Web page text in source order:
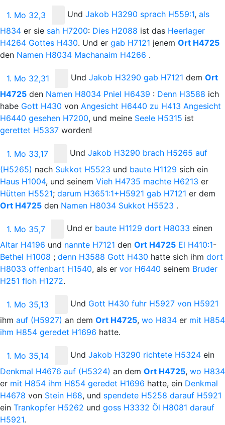
1. Mo 32,3 Und Jakob H3290 sprach H559:1, als
H834 er sie sah H7200: Dies H2088 ist das Heerlager
H4264 Gottes H430. Und er gab H7121 jenem Ort H4725
den Namen H8034 Machanaim H4266 .
1. Mo 32,31 Und Jakob H3290 gab H7121 dem Ort
H4725 den Namen H8034 Pniel H6439 : Denn H3588 ich
habe Gott H430 von Angesicht H6440 zu H413 Angesicht
H6440 gesehen H7200, und meine Seele H5315 ist
gerettet H5337 worden!
1. Mo 33,17 Und Jakob H3290 brach H5265 auf
(H5265) nach Sukkot H5523 und baute H1129 sich ein
Haus H1004, und seinem Vieh H4735 machte H6213 er
Hütten H5521; darum H3651:1+H5921 gab H7121 er dem
Ort H4725 den Namen H8034 Sukkot H5523 .
1. Mo 35,7 Und er baute H1129 dort H8033 einen
Altar H4196 und nannte H7121 den Ort H4725 El H410:1-
Bethel H1008 ; denn H3588 Gott H430 hatte sich ihm dort
H8033 offenbart H1540, als er vor H6440 seinem Bruder
H251 floh H1272.
1. Mo 35,13 Und Gott H430 fuhr H5927 von H5921
ihm auf (H5927) an dem Ort H4725, wo H834 er mit H854
ihm H854 geredet H1696 hatte.
1. Mo 35,14 Und Jakob H3290 richtete H5324 ein
Denkmal H4676 auf (H5324) an dem Ort H4725, wo H834
er mit H854 ihm H854 geredet H1696 hatte, ein Denkmal
H4678 von Stein H68, und spendete H5258 darauf H5921
ein Trankopfer H5262 und goss H3332 Öl H8081 darauf
H5921.